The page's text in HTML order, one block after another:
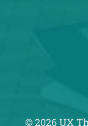
© 2026 UX